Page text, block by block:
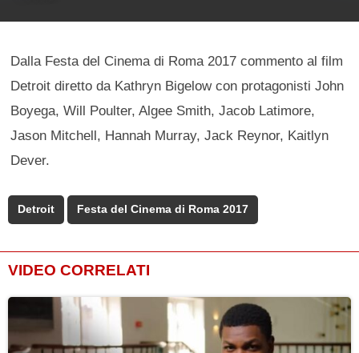
Dalla Festa del Cinema di Roma 2017 commento al film
Detroit diretto da Kathryn Bigelow con protagonisti John
Boyega, Will Poulter, Algee Smith, Jacob Latimore,
Jason Mitchell, Hannah Murray, Jack Reynor, Kaitlyn
Dever.
Detroit Festa del Cinema di Roma 2017
VIDEO CORRELATI